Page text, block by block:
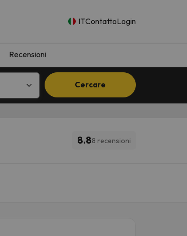
ITContattoLogin
Recensioni
Cercare
8.88 recensioni